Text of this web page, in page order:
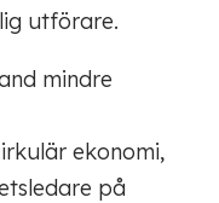
utförare.
mindre
ekonomi,
på